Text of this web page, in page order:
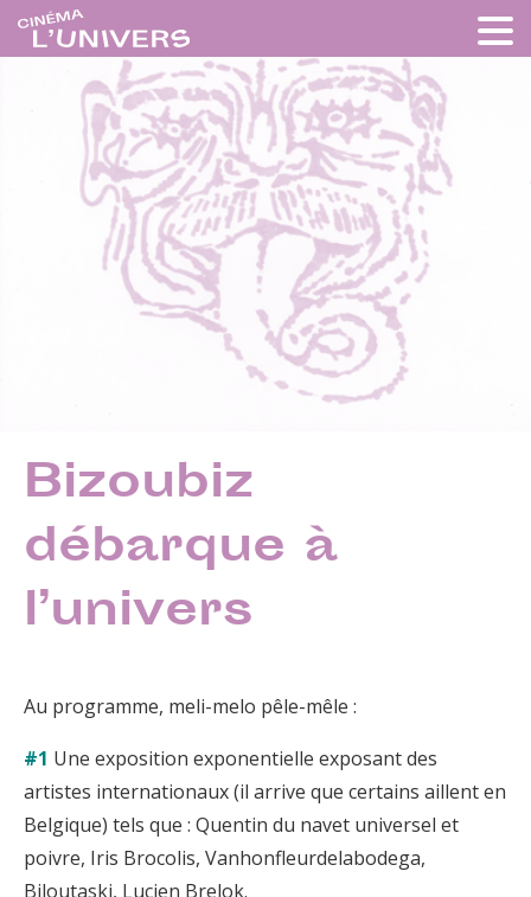
Bizoubiz
débarque à
l’univers
Au programme, meli-melo pêle-mêle :
#1 Une exposition exponentielle exposant des
artistes internationaux (il arrive que certains aillent en
Belgique) tels que : Quentin du navet universel et
poivre, Iris Brocolis, Vanhonfleurdelabodega,
Biloutaski, Lucien Brelok.